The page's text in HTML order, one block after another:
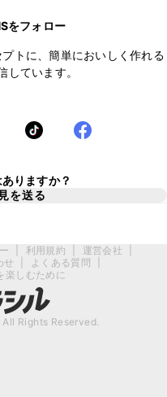
をフォロー
トに、簡単においしく作れる
しています。
りますか？
を送る
利用規約 運営会社
せ
よくある質問
楽しむために
Rights Reserved.